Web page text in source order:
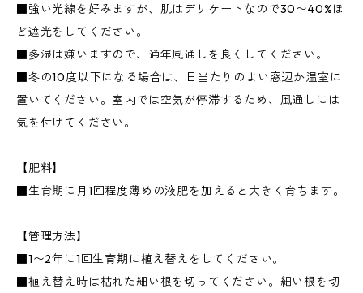
■強い光線を好みますが、肌はデリケートなので30〜40%ほ
ど遮光をしてください。
■多湿は嫌いますので、通年風通しを良くしてください。
■冬の10度以下になる場合は、日当たりのよい窓辺か温室に
置いてください。室内では空気が停滞するため、風通しには
気を付けてください。
【肥料】
■生育期に月1回程度薄めの液肥を加えると大きく育ちます。
【管理方法】
■1〜2年に1回生育期に植え替えをしてください。
■植え替え時は枯れた細い根を切ってください。細い根を切